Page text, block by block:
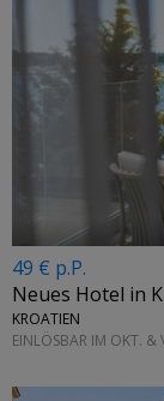
49 € p.P.
Neues Hotel in
KROATIEN
EINLÖSBAR IM OKT.